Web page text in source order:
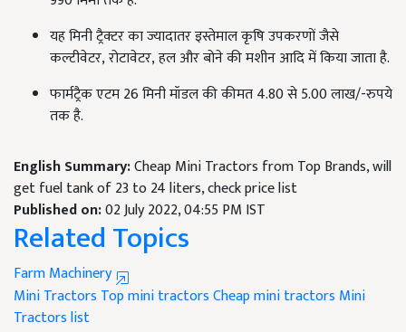
यह मिनी ट्रैक्टर का ज्यादातर इस्तेमाल कृषि उपकरणों जैसे
कल्टीवेटर,रोटावेटर,हल और बोने की मशीन आदि में किया जाता है.
फार्मट्रैक एटम 26 मिनी मॉडल की कीमत 4.80 से 5.00 लाख/-रुपये
तक है.
English Summary:Cheap Mini Tractors from Top Brands, will
get fuel tank of 23 to 24 liters, check price list
Published on:02 July 2022, 04:55 PM IST
Related Topics
Farm Machinery
Mini Tractors Top mini tractorsCheap mini tractors Mini
Tractors list